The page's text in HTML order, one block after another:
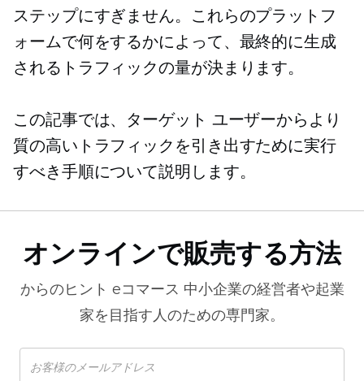
ステップにすぎません。これらのプラットフ
ォームで何をするかによって、最終的に生成
されるトラフィックの量が決まります。
この記事では、ターゲット ユーザーからより
質の高いトラフィックを引き出すために実行
すべき手順について説明します。
オンラインで販売する方法
からのヒント eコマース 中小企業の経営者や起業
家を目指す人のための専門家。